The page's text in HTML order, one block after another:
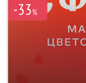
-33%